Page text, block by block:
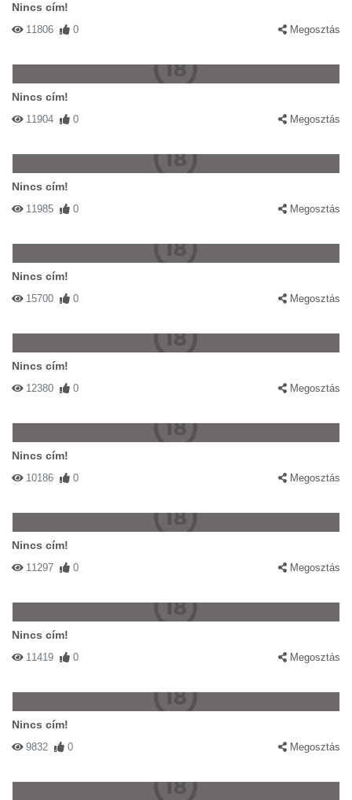
Nincs cím!
11806 0 Megosztás
Nincs cím!
11904 0 Megosztás
Nincs cím!
11985 0 Megosztás
Nincs cím!
15700 0 Megosztás
Nincs cím!
12380 0 Megosztás
Nincs cím!
10186 0 Megosztás
Nincs cím!
11297 0 Megosztás
Nincs cím!
11419 0 Megosztás
Nincs cím!
9832 0 Megosztás